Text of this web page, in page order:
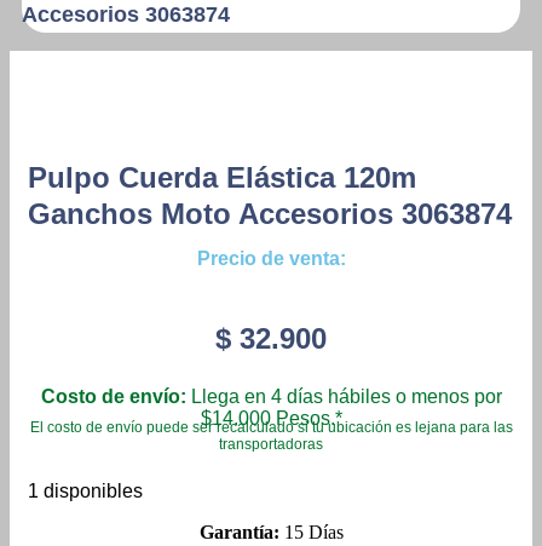
Accesorios 3063874
Pulpo Cuerda Elástica 120m
Ganchos Moto Accesorios 3063874
Precio de venta:
$ 32.900
Costo de envío: Llega en 4 días hábiles o menos por
$14.000 Pesos.*
El costo de envío puede ser recalculado si tu ubicación es lejana para las
transportadoras
1 disponibles
Garantía: 15 Días